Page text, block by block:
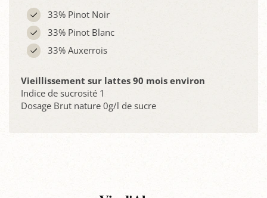
33% Pinot Noir
33% Pinot Blanc
33% Auxerrois
Vieillissement sur lattes 90 mois environ
Indice de sucrosité 1
Dosage Brut nature 0g/l de sucre